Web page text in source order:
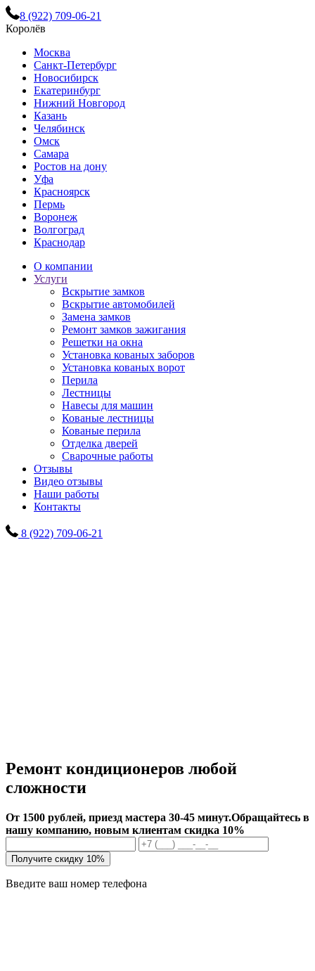
8 (922) 709-06-21
Королёв
Москва
Санкт-Петербург
Новосибирск
Екатеринбург
Нижний Новгород
Казань
Челябинск
Омск
Самара
Ростов на дону
Уфа
Красноярск
Пермь
Воронеж
Волгоград
Краснодар
О компании
Услуги
Вскрытие замков
Вскрытие автомобилей
Замена замков
Ремонт замков зажигания
Решетки на окна
Установка кованых заборов
Установка кованых ворот
Перила
Лестницы
Навесы для машин
Кованые лестницы
Кованые перила
Отделка дверей
Сварочные работы
Отзывы
Видео отзывы
Наши работы
Контакты
8 (922) 709-06-21
Ремонт кондиционеров любой
сложности
От 1500 рублей, приезд мастера 30-45 минут.Обращайтесь в
нашу компанию, новым клиентам скидка 10%
Получите скидку 10%
Введите ваш номер телефона